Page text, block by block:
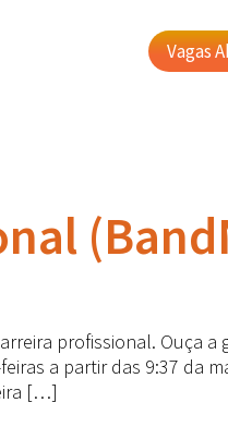
Vagas
profissional. Ouça a
a partir das 9:37 da
[…]